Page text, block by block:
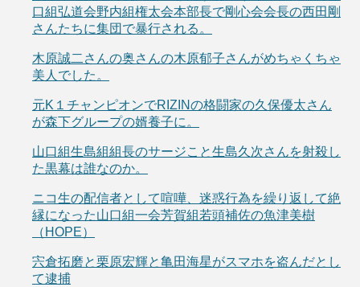
口組弘道会野内組権太会本部長で剛心会会長の西田剛
さんたちに集団で暴行される。
木原誠二さんの奥さんの木原郁子さんがめちゃくちゃ
美人でした。
元K１チャンピオンでRIZINの格闘家の久保優太さん
が森下グループの婿養子に。
山口組生島組組長のサージこと生島久次さんを射殺し
た黒幕は誰なのか。
ニコ生の配信者として喧嘩、迷惑行為を繰り返して絶
縁になった山口組一会芳賀組若頭補佐の魚津美樹
（HOPE）
宍倉拓磨と栗原宏輝と亀田海星がスマホを盗んだとし
て逮捕